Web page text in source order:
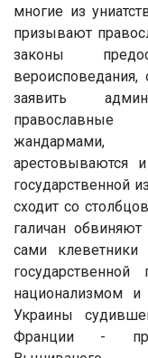
многие из
призывают
законы
заявить
православные
жандармами,
арестовываются
государственной
сходит со
галичан
сами клеветники
национализмом и
Украины
Франции -